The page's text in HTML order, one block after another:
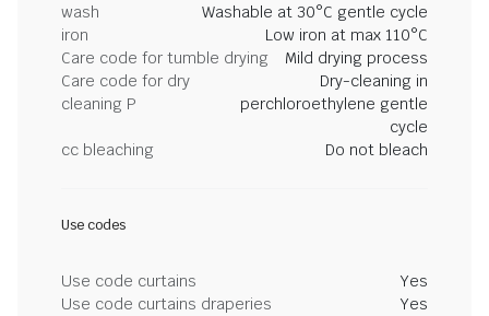
wash
Washable at 30°C gentle cycle
iron
Low iron at max 110°C
Care code for tumble drying
Mild drying process
Care code for dry
cleaning P
Dry-cleaning in
perchloroethylene gentle
cycle
cc bleaching
Do not bleach
Use codes
Use code curtains
Yes
Use code curtains draperies
Yes